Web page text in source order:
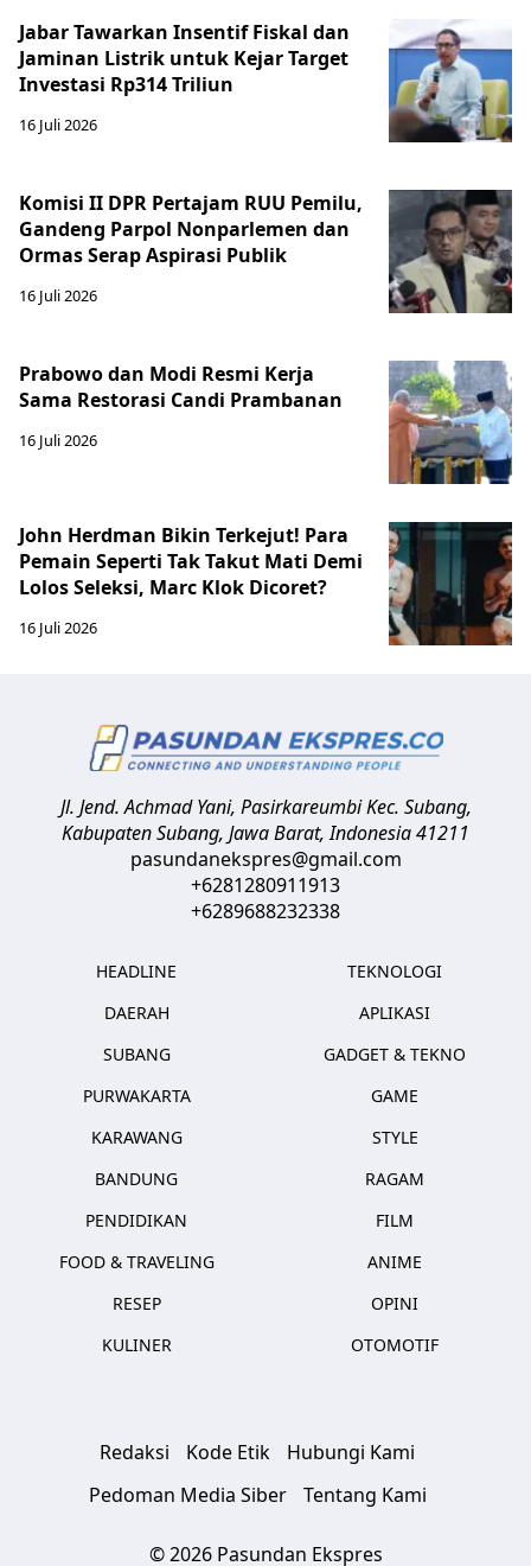
Jabar Tawarkan Insentif Fiskal dan
Jaminan Listrik untuk Kejar Target
Investasi Rp314 Triliun
16 Juli 2026
Komisi II DPR Pertajam RUU Pemilu,
Gandeng Parpol Nonparlemen dan
Ormas Serap Aspirasi Publik
16 Juli 2026
Prabowo dan Modi Resmi Kerja
Sama Restorasi Candi Prambanan
16 Juli 2026
John Herdman Bikin Terkejut! Para
Pemain Seperti Tak Takut Mati Demi
Lolos Seleksi, Marc Klok Dicoret?
16 Juli 2026
Jl. Jend. Achmad Yani, Pasirkareumbi Kec. Subang,
Kabupaten Subang, Jawa Barat,Indonesia41211
pasundanekspres@gmail.com
+6281280911913
+6289688232338
HEADLINE
DAERAH
SUBANG
PURWAKARTA
KARAWANG
BANDUNG
PENDIDIKAN
FOOD & TRAVELING
RESEP
KULINER
TEKNOLOGI
APLIKASI
GADGET & TEKNO
GAME
STYLE
RAGAM
FILM
ANIME
OPINI
OTOMOTIF
Redaksi Kode Etik
Hubungi Kami
Pedoman Media Siber
Tentang Kami
© 2026 Pasundan Ekspres